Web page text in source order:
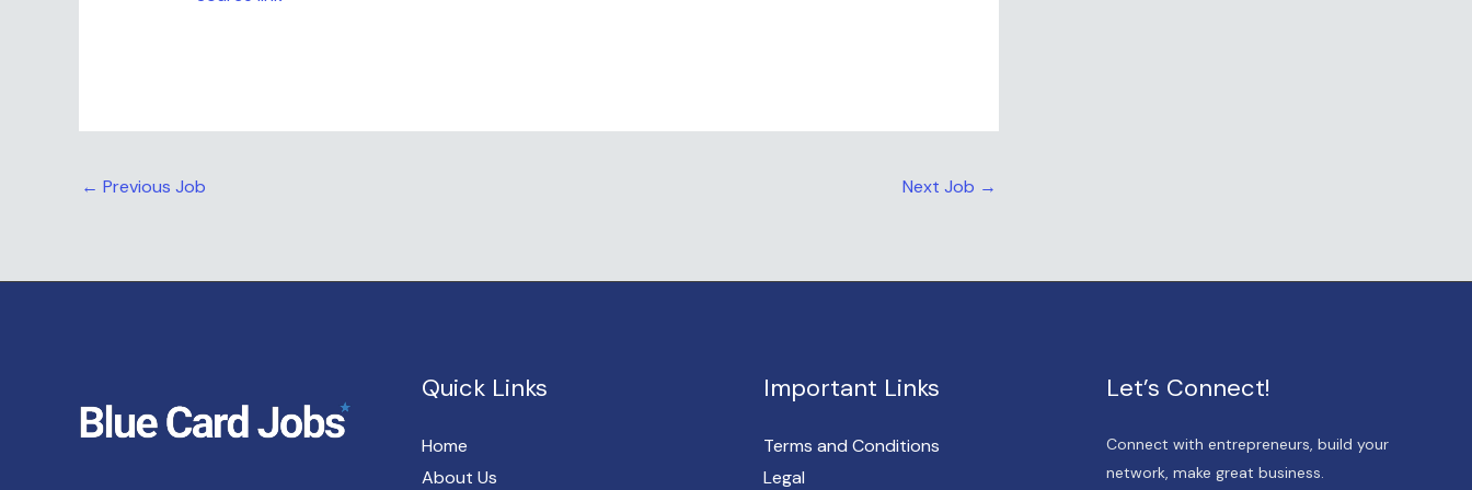
← Previous Job Next Job →
Quick Links
Home
About Us
Important Links
Terms and Conditions
Legal
Let’s Connect!
Connect with entrepreneurs, build your
network, make great business.